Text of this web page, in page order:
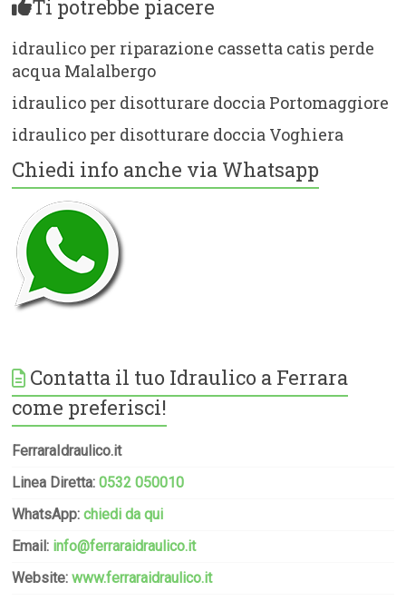
Ti potrebbe piacere
idraulico per riparazione cassetta catis perde
acqua Malalbergo
idraulico per disotturare doccia Portomaggiore
idraulico per disotturare doccia Voghiera
Chiedi info anche via Whatsapp
Contatta il tuo Idraulico a Ferrara
come preferisci!
FerraraIdraulico.it
Linea Diretta:0532 050010
WhatsApp:chiedi da qui
Email: info@ferraraidraulico.it
Website:www.ferraraidraulico.it